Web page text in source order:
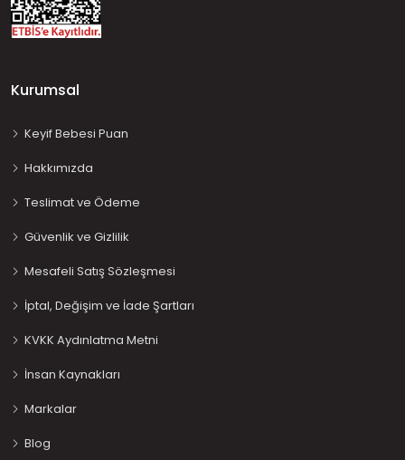
Kurumsal
Keyif Bebesi Puan
Hakkımızda
Teslimat ve Ödeme
Güvenlik ve Gizlilik
Mesafeli Satış Sözleşmesi
İptal, Değişim ve İade Şartları
KVKK Aydınlatma Metni
İnsan Kaynakları
Markalar
Blog